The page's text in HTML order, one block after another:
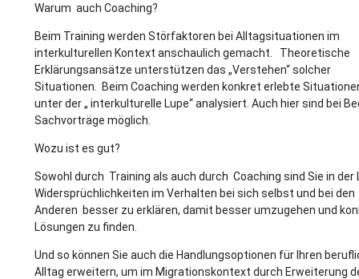
Warum auch Coaching?
Beim Training werden Störfaktoren bei Alltagsituationen im
interkulturellen Kontext anschaulich gemacht. Theoretische
Erklärungsansätze unterstützen das „Verstehen“ solcher
Situationen. Beim Coaching werden konkret erlebte
unter der „ interkulturelle Lupe“ analysiert. Auch hier sind bei
Sachvorträge möglich.
Wozu ist es gut?
Sowohl durch Training als auch durch Coaching sind Sie in der
Widersprüchlichkeiten im Verhalten bei sich selbst und bei den
Anderen besser zu erklären, damit besser umzugehen und
Lösungen zu finden.
Und so können Sie auch die Handlungsoptionen für Ihren
Alltag erweitern, um im Migrationskontext durch Erweiterung